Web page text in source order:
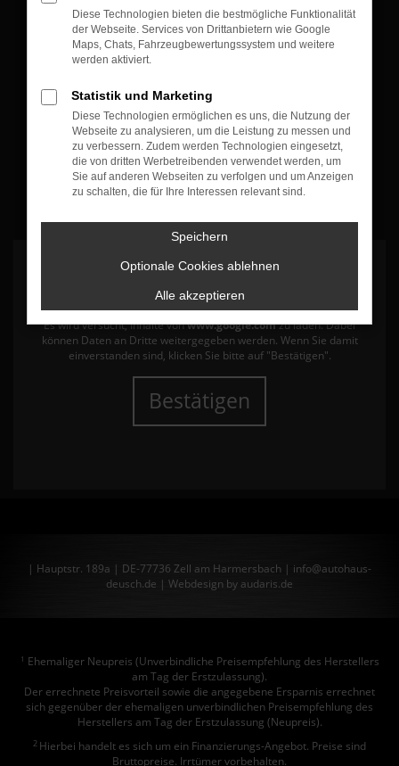
Montag bis Freitag:
07:30 bis 12:30 Uhr
13:30 bis 17:30 Uhr
+49 7835 - 540394 0
Es wird versucht, Inhalte vonwww.google.comzu laden. Dabei
können Daten an Dritte weitergegeben werden. Wenn Sie damit
einverstanden sind, klicken Sie bitte auf "Bestätigen".
Bestätigen
| Hauptstr. 189a | DE-77736 Zell am Harmersbach | info@autohaus-
deusch.de | Webdesign by audaris.de
1 Ehemaliger Neupreis (Unverbindliche Preisempfehlung des Herstellers
am Tag der Erstzulassung).
Der errechnete Preisvorteil sowie die angegebene Ersparnis errechnet
sich gegenüber der ehemaligen unverbindlichen Preisempfehlung des
Herstellers am Tag der Erstzulassung (Neupreis).
2 Hierbei handelt es sich um ein Finanzierungs-Angebot. Preise sind
Bruttopreise. Irrtümer vorbehalten.
Diese Technologien bieten die bestmögliche Funktionalität
der Webseite. Services von Drittanbietern wie Google
Maps, Chats, Fahrzeugbewertungssystem und weitere
werden aktiviert.
Statistik und Marketing
Diese Technologien ermöglichen es uns, die Nutzung der
Webseite zu analysieren, um die Leistung zu messen und
zu verbessern. Zudem werden Technologien eingesetzt,
die von dritten Werbetreibenden verwendet werden, um
Sie auf anderen Webseiten zu verfolgen und um Anzeigen
zu schalten, die für Ihre Interessen relevant sind.
Speichern
Optionale Cookies ablehnen
Alle akzeptieren